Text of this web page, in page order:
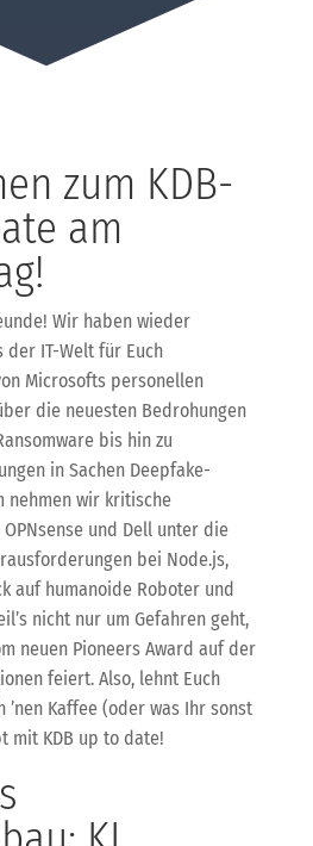
zum KDB-
am
Wir haben wieder
der IT-Welt für Euch
Microsofts personellen
die neuesten Bedrohungen
bis hin zu
in Sachen Deepfake-
nehmen wir kritische
und Dell unter die
bei Node.js,
auf humanoide Roboter und
nicht nur um Gefahren geht,
neuen Pioneers Award auf der
feiert. Also, lehnt Euch
’nen Kaffee (oder was Ihr sonst
mit KDB up to date!